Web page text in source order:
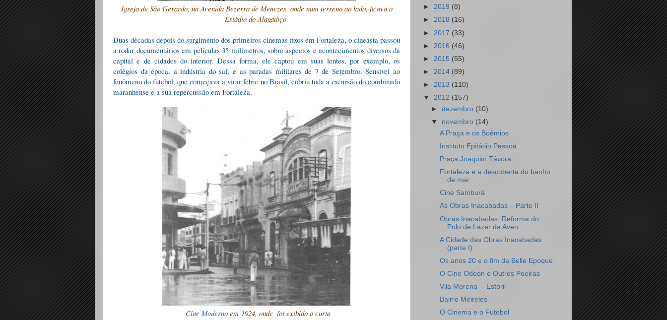
Igreja de São Gerardo, na Avenida Bezerra de Menezes, onde num terreno ao lado, ficava o
Estádio do Alagadiço
Duas décadas depois do surgimento dos primeiros cinemas fixos em Fortaleza, o cineasta passou
a rodar documentários em películas 35 milímetros, sobre aspectos e acontecimentos diversos da
capital e de cidades do interior. Dessa forma, ele captou em suas lentes, por exemplo, os
colégios da época, a indústria do sal, e as paradas militares de 7 de Setembro. Sensível ao
fenômeno do futebol, que começava a virar febre no Brasil, cobriu toda a excursão do combinado
maranhense e a sua repercussão em Fortaleza.
Cine Modernoem 1924, onde foi exibido o curta
► 2019 (8)
► 2018 (16)
► 2017 (33)
► 2016 (46)
► 2015 (55)
► 2014 (89)
► 2013 (110)
▼ 2012 (157)
►dezembro (10)
▼ novembro (14)
A Praça e os Boêmios
Instituto Epitácio Pessoa
Praça Joaquim Távora
Fortaleza e a descoberta do banho
de mar
Cine Samburá
As Obras Inacabadas – Parte II
Obras Inacabadas: Reforma do
Polo de Lazer da Aven...
A Cidade das Obras Inacabadas
(parte I)
Os anos 20 e o fim da Belle Epoque
O Cine Odeon e Outros Poeiras
Vila Morena -- Estoril
Bairro Meireles
O Cinema e o Futebol